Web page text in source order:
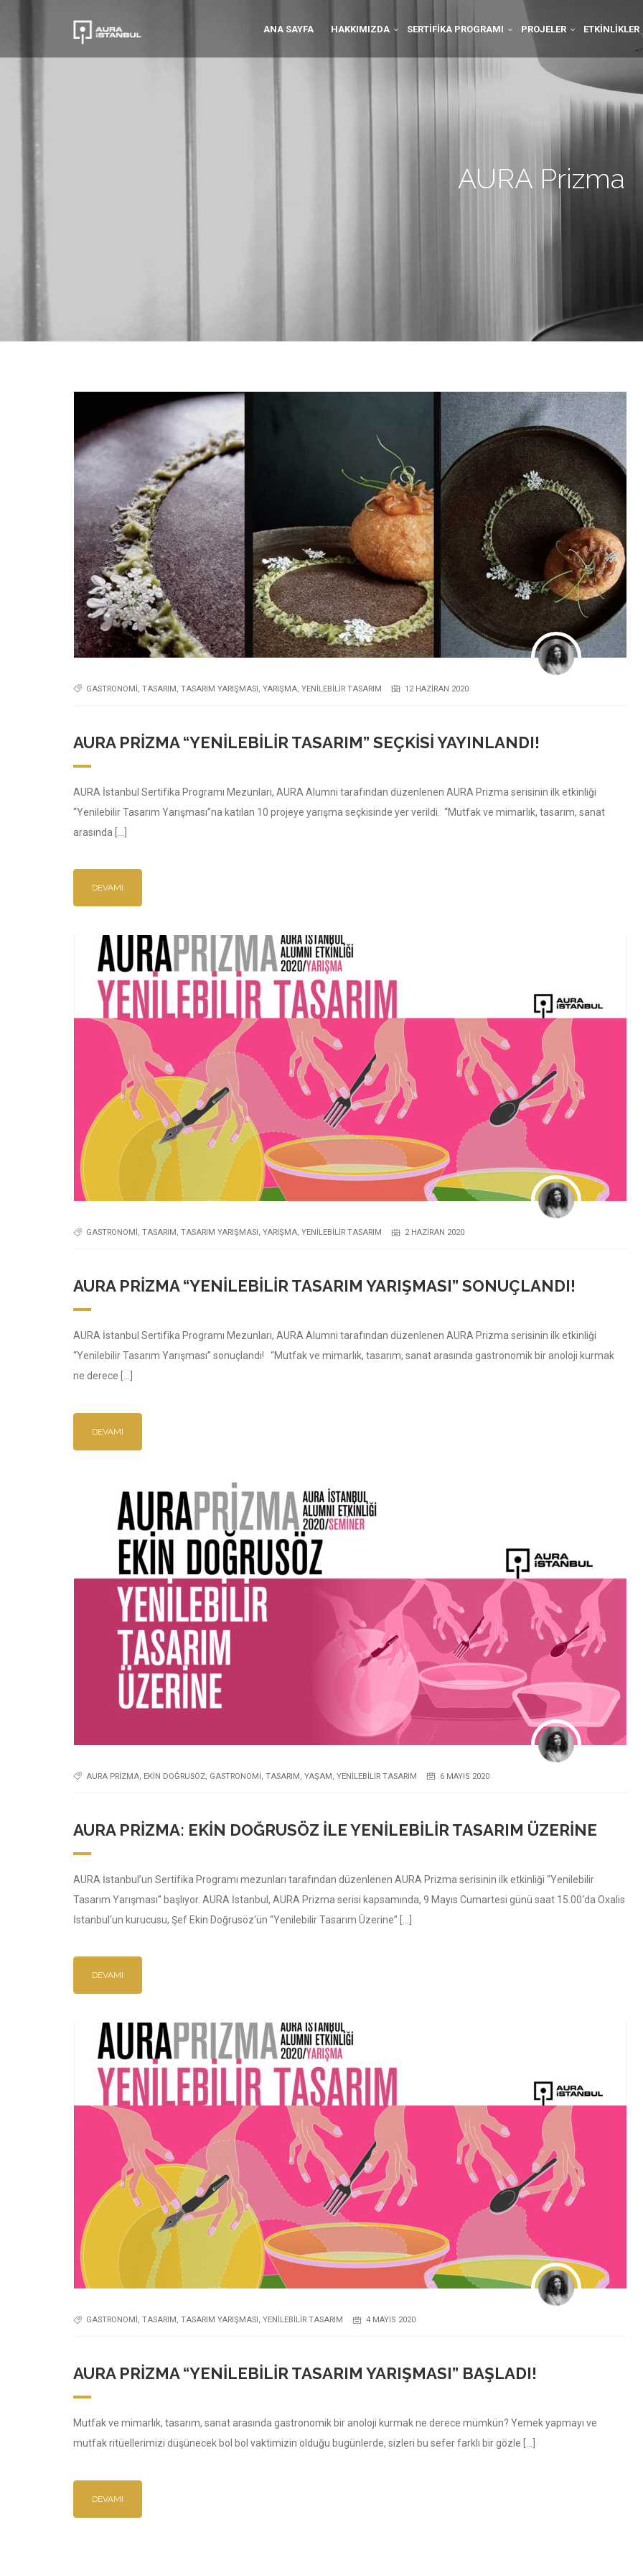
ANA SAYFA HAKKIMIZDA SERTIFIKA PROGRAMI PROJELER ETKINLIKLER
GASTRONOMI, TASARIM, TASARIM YARIŞMASI, YARIŞMA, YENILEBILIR TASARIM 12 HAZIRAN 2020
AURA PRIZMA “YENILEBILIR TASARIM” SEÇKISI YAYINLANDI!
AURA İstanbul Sertifika Programı Mezunları, AURA Alumni tarafından düzenlenen AURA Prizma serisinin ilk etkinliği
“Yenilebilir Tasarım Yarışması”na katılan 10 projeye yarışma seçkisinde yer verildi. “Mutfak ve mimarlık, tasarım, sanat
arasında […]
DEVAMI
GASTRONOMI , TASARIM , TASARIM YARIŞMASI , YARIŞMA, YENILEBILIR TASARIM 2 HAZIRAN 2020
AURA PRIZMA “YENILEBILIR TASARIM YARIŞMASI” SONUÇLANDI!
AURA İstanbul Sertifika Programı Mezunları, AURA Alumni tarafından düzenlenen AURA Prizma serisinin ilk etkinliği
“Yenilebilir Tasarım Yarışması” sonuçlandı! “Mutfak ve mimarlık, tasarım, sanat arasında gastronomik bir anoloji kurmak
ne derece […]
DEVAMI
AURA PRIZMA EKIN DOĞRUSÖZ GASTRONOMI TASARIM YAŞAM YENILEBILIR TASARIM 6 MAYIS 2020
AURA PRIZMA: EKIN DOĞRUSÖZ ILE YENILEBILIR TASARIM ÜZERINE
AURA İstanbul’un Sertifika Programı mezunları tarafından düzenlenen AURA Prizma serisinin ilk etkinliği “Yenilebilir
Tasarım Yarışması” başlıyor. AURA İstanbul, AURA Prizma serisi kapsamında, 9 Mayıs Cumartesi günü saat 15.00‘da Oxalis
İstanbul‘un kurucusu, Şef Ekin Doğrusöz‘ün “Yenilebilir Tasarım Üzerine” […]
DEVAMI
GASTRONOMI, TASARIM, TASARIM YARIŞMASI, YENILEBILIR TASARIM 4 MAYIS 2020
AURA PRIZMA “YENILEBILIR TASARIM YARIŞMASI” BAŞLADI!
Mutfak ve mimarlık, tasarım, sanat arasında gastronomik bir anoloji kurmak ne derece mümkün? Yemek yapmayı ve
mutfak ritüellerimizi düşünecek bol bol vaktimizin olduğu bugünlerde, sizleri bu sefer farklı bir gözle […]
DEVAMI